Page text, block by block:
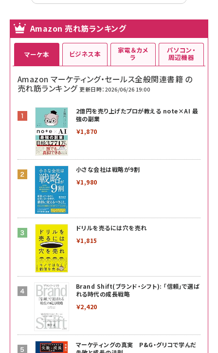
Amazon 売れ筋ランキング
マーケ本
Amazon マーケティング・セールス全般関連書籍 の
売れ筋ランキング 更新日時：2026/06/26 19:00
2億円を売り上げたプロが教える note×AI 最
強の副業
￥1,870
小さな会社は戦略が9割
￥1,980
ドリルを売るには穴を売れ
￥1,815
Brand Shift(ブランド・シフト): 「信頼」で選ば
れる時代の成長戦略
￥2,420
マーケティングの真実 P&G・グリコで学んだ
ビジネス本 家電＆カメ
ラ
パソコン・
周辺機器